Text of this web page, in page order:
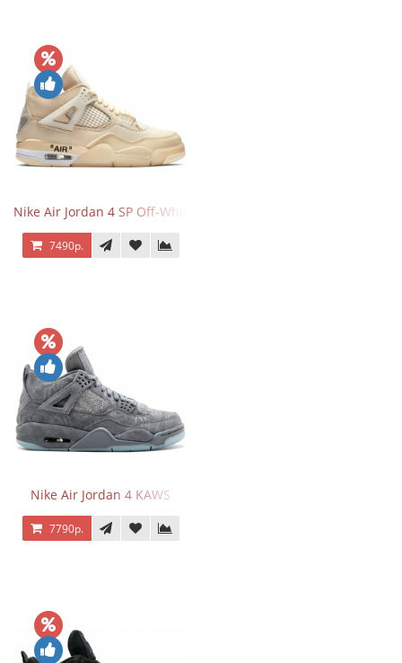
Nike Air Jordan 4 SP Off-White Sail
7490р.
Nike Air Jordan 4 KAWS
7790р.